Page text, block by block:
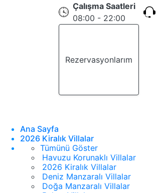
Çalışma Saatleri
08:00 - 22:00
Rezervasyonlarım
Ana Sayfa
2026 Kiralık Villalar
Tümünü Göster
Havuzu Korunaklı Villalar
2026 Kiralık Villalar
Deniz Manzaralı Villalar
Doğa Manzaralı Villalar